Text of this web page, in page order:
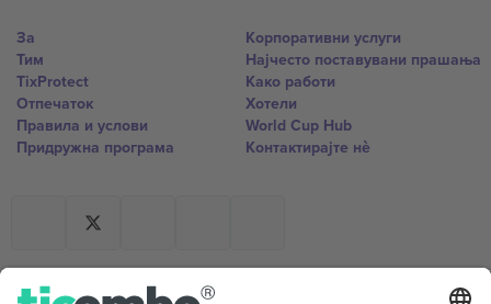
За
Тим
TixProtect
Отпечаток
Правила и услови
Придружна програма
Корпоративни услуги
Најчесто поставувани прашања
Како работи
Хотели
World Cup Hub
Контактирајте нѐ